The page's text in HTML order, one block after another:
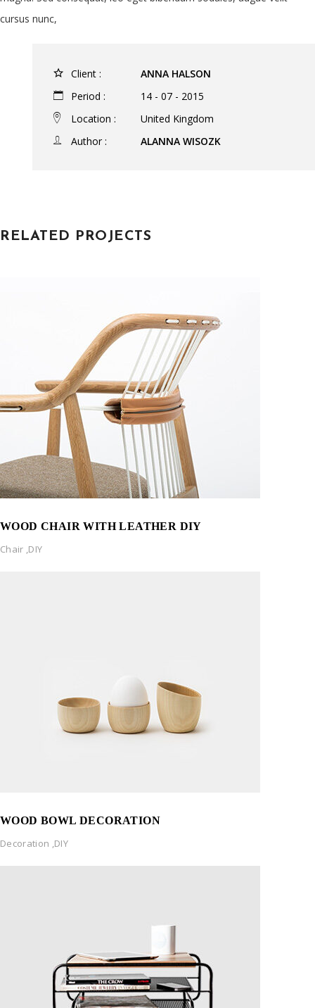
cursus nunc,
Client :
ANNA HALSON
Period :
14 - 07 - 2015
Location :
United Kingdom
Author :
ALANNA WISOZK
RELATED PROJECTS
WOOD CHAIR WITH LEATHER DIY
Chair ,DIY
WOOD BOWL DECORATION
Decoration ,DIY